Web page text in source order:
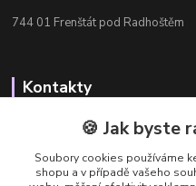
744 01 Frenštát pod Radhoštěm
Kontakty
Radka Chamrádová
+420 737 484 708
Výdejna e-shopu: Po-Ne, 8-20
🍪 Jak byste
Soubory cookies používáme
shopu a v případě vašeho